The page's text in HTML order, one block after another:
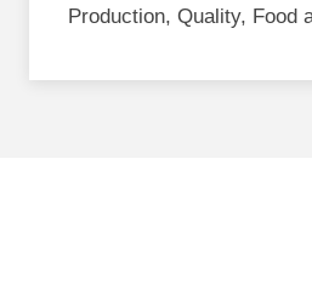
Production, Quality, Food